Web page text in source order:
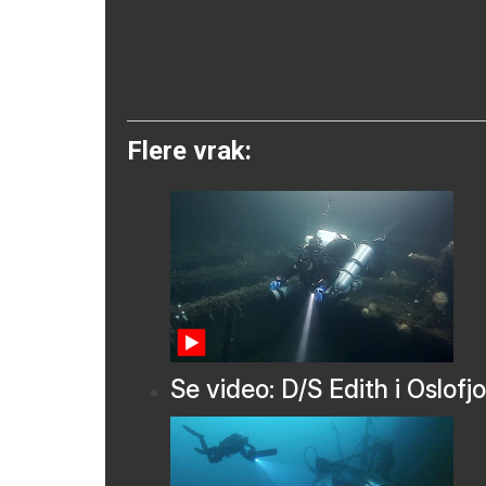
Flere vrak:
Se video: D/S Edith i